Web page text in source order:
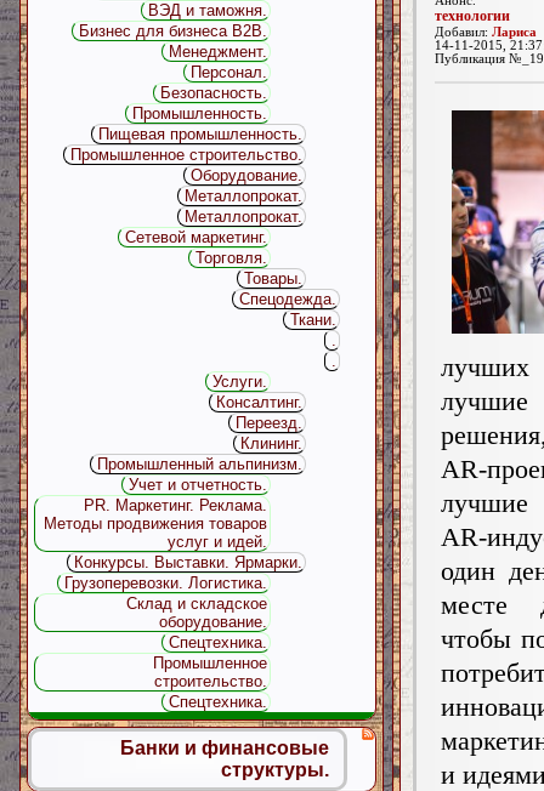
технологии
Добавил: Лариса
14-11-2015,
Публикация
лучших
AR-
лучшие
AR-
один
месте
чтобы
и
ВЭД и таможня.
Бизнес для бизнеса B2B.
Менеджмент.
Персонал.
Безопасность.
Промышленность.
Пищевая промышленность.
Промышленное строительство.
Оборудование.
Металлопрокат.
Металлопрокат.
Сетевой маркетинг.
Торговля.
Товары.
Спецодежда.
Ткани.
.
.
Услуги.
Консалтинг.
Переезд.
Клининг.
Промышленный альпинизм.
Учет и отчетность.
PR. Маркетинг. Реклама.
Методы продвижения товаров
услуг и идей.
Конкурсы. Выставки. Ярмарки.
Грузоперевозки. Логистика.
Склад и складское
оборудование.
Спецтехника.
Промышленное
строительство.
Спецтехника.
Банки и финансовые
структуры.